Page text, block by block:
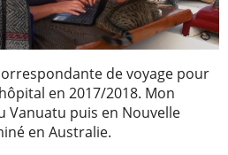
de voyage pour
en 2017/2018. Mon
Vanuatu puis en Nouvelle
en Australie.